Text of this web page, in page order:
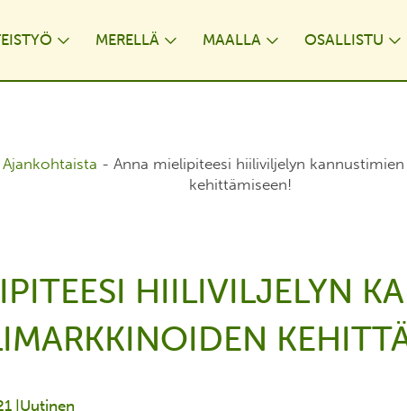
MERELLÄ MAALLA OSALLISTU
Ajankohtaista - Anna mielipiteesi hiiliviljelyn
kehittämiseen!
HIILIVILJELYN
| Uutinen